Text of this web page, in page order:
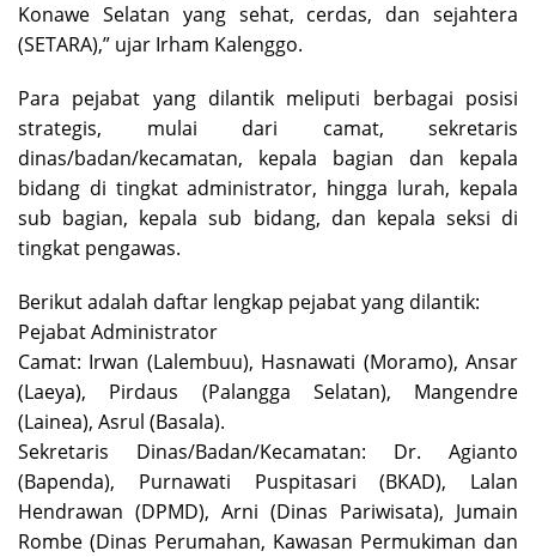
Konawe Selatan yang sehat, cerdas, dan sejahtera
(SETARA),” ujar Irham Kalenggo.
Para pejabat yang dilantik meliputi berbagai posisi
strategis, mulai dari camat, sekretaris
dinas/badan/kecamatan, kepala bagian dan kepala
bidang di tingkat administrator, hingga lurah, kepala
sub bagian, kepala sub bidang, dan kepala seksi di
tingkat pengawas.
Berikut adalah daftar lengkap pejabat yang dilantik:
Pejabat Administrator
Camat: Irwan (Lalembuu), Hasnawati (Moramo), Ansar
(Laeya), Pirdaus (Palangga Selatan), Mangendre
(Lainea), Asrul (Basala).
Sekretaris Dinas/Badan/Kecamatan: Dr. Agianto
(Bapenda), Purnawati Puspitasari (BKAD), Lalan
Hendrawan (DPMD), Arni (Dinas Pariwisata), Jumain
Rombe (Dinas Perumahan, Kawasan Permukiman dan